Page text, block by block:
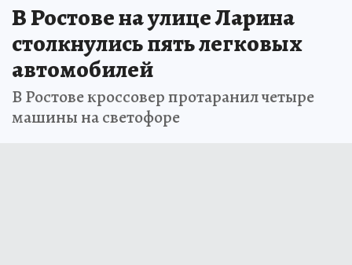
В Ростове на улице Ларина
столкнулись пять легковых
автомобилей
В Ростове кроссовер протаранил четыре
машины на светофоре